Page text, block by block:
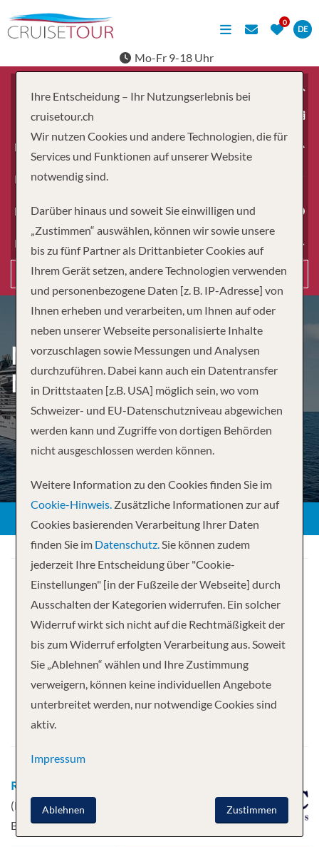
DE
Mo-Fr 9-18 Uhr
Erwachsene
Kinder
Dauer
Reiseart
Suchen
MITTELMEER AB
MARSEILLE
Ihre Kreuzfahrt
7 NächteMSC World Europa
Abfahrt
Route
(Rom), Italien - Messina - Valletta -
Barcelona, Spanien
Ihre Entscheidung – Ihr Nutzungserlebnis bei
cruisetour.ch
Wir nutzen Cookies und andere Technologien, die für
Services und Funktionen auf unserer Website
notwendig sind.
Darüber hinaus und soweit Sie einwilligen und
„Zustimmen“ auswählen, können wir sowie unsere
bis zu fünf Partner als Drittanbieter Cookies auf
Ihrem Gerät setzen, andere Technologien verwenden
und personenbezogene Daten [z. B. IP-Adresse] von
Ihnen erheben und verarbeiten, um Ihnen auf oder
neben unserer Webseite personalisierte Inhalte
vorzuschlagen sowie Messungen und Analysen
durchzuführen. Dabei kann auch ein Datentransfer
in Drittstaaten [z.B. USA] möglich sein, wo vom
Schweizer- und EU-Datenschutzniveau abgewichen
werden kann und Zugriffe von dortigen Behörden
nicht ausgeschlossen werden können.
Weitere Information zu den Cookies finden Sie im
Cookie-Hinweis. Zusätzliche Informationen zur auf
Cookies basierenden Verarbeitung Ihrer Daten
finden Sie im Datenschutz.Sie können zudem
jederzeit Ihre Entscheidung über "Cookie-
Einstellungen" [in der Fußzeile der Webseite] durch
Ausschalten der Kategorien widerrufen. Ein solcher
Widerruf wirkt sich nicht auf die Rechtmäßigkeit der
bis zum Widerruf erfolgten Verarbeitung aus. Soweit
Sie „Ablehnen“ wählen und Ihre Zustimmung
verweigern, können keine individuellen Angebote
unterbreitet werden, nur notwendige Cookies sind
aktiv.
Impressum
Zustimmen
Ablehnen